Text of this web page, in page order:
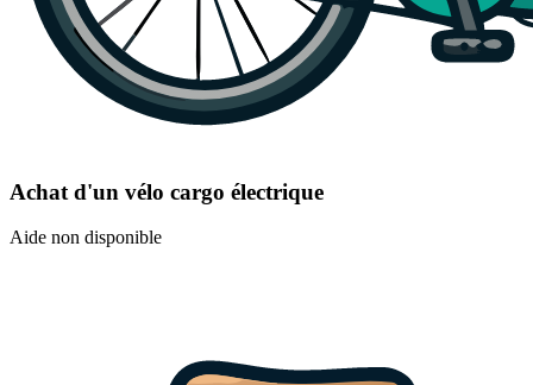
Achat d'un vélo cargo électrique
Aide non disponible